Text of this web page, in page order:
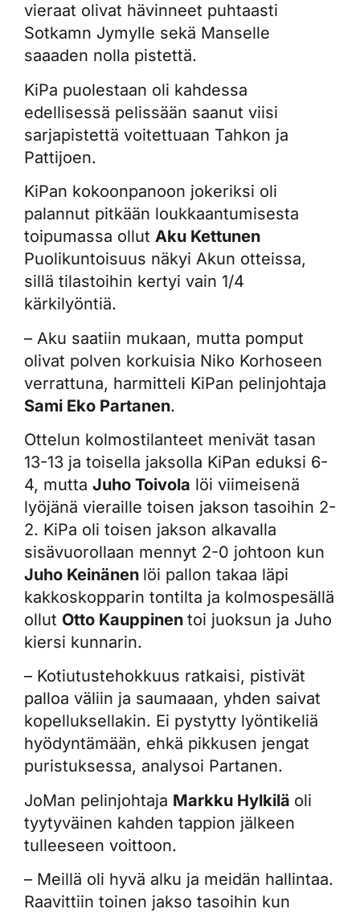
vieraat olivat hävinneet puhtaasti
Sotkamn Jymylle sekä Manselle
saaaden nolla pistettä.
KiPa puolestaan oli kahdessa
edellisessä pelissään saanut viisi
sarjapistettä voitettuaan Tahkon ja
Pattijoen.
KiPan kokoonpanoon jokeriksi oli
palannut pitkään loukkaantumisesta
toipumassa ollut Aku Kettunen
Puolikuntoisuus näkyi Akun otteissa,
sillä tilastoihin kertyi vain 1/4
kärkilyöntiä.
– Aku saatiin mukaan, mutta pomput
olivat polven korkuisia Niko Korhoseen
verrattuna, harmitteli KiPan pelinjohtaja
Sami Eko Partanen.
Ottelun kolmostilanteet menivät tasan
13-13 ja toisella jaksolla KiPan eduksi 6-
4, mutta Juho Toivola löi viimeisenä
lyöjänä vieraille toisen jakson tasoihin 2-
2. KiPa oli toisen jakson alkavalla
sisävuorollaan mennyt 2-0 johtoon kun
Juho Keinänen löi pallon takaa läpi
kakkoskopparin tontilta ja kolmospesällä
ollut Otto Kauppinen toi juoksun ja Juho
kiersi kunnarin.
– Kotiutustehokkuus ratkaisi, pistivät
palloa väliin ja saumaaan, yhden saivat
kopelluksellakin. Ei pystytty lyöntikeliä
hyödyntämään, ehkä pikkusen jengat
puristuksessa, analysoi Partanen.
JoMan pelinjohtaja Markku Hylkilä oli
tyytyväinen kahden tappion jälkeen
tulleeseen voittoon.
– Meillä oli hyvä alku ja meidän hallintaa.
Raavittiin toinen jakso tasoihin kun